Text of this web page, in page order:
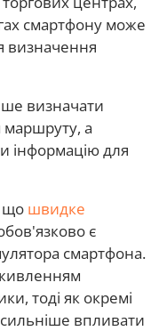
смартфону може
визначення
визначати
а
інформацію для
що швидке
є
смартфона.
тоді як окремі
впливати